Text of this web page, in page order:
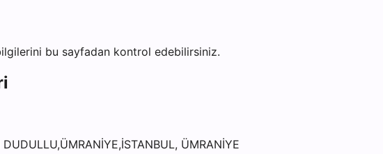
bu sayfadan kontrol edebilirsiniz.
ÜMRANİYE